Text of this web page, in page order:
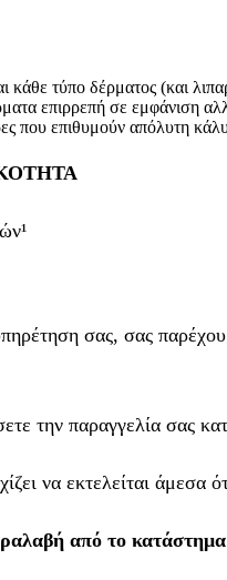
κάθε τύπο δέρματος (και
επιρρεπή σε εμφάνιση
που επιθυμούν απόλυτη
σας, σας
την παραγγελία σας
να εκτελείται άμεσα
από το κατάστημα